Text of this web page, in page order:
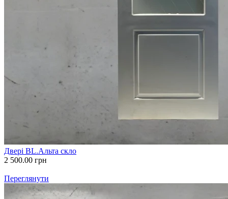
Двері BL.Альта скло
2 500.00 грн
Переглянути